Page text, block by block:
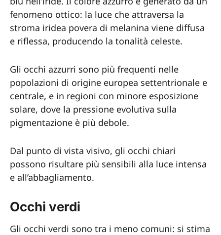
fenomeno ottico: la luce che attraversa la
stroma iridea povera di melanina viene diffusa
e riflessa, producendo la tonalità celeste.
Gli occhi azzurri sono più frequenti nelle
popolazioni di origine europea settentrionale e
centrale, e in regioni con minore esposizione
solare, dove la pressione evolutiva sulla
pigmentazione è più debole.
Dal punto di vista visivo, gli occhi chiari
possono risultare più sensibili alla luce intensa
e all’abbagliamento.
Occhi verdi
Gli occhi verdi sono tra i meno comuni: si stima